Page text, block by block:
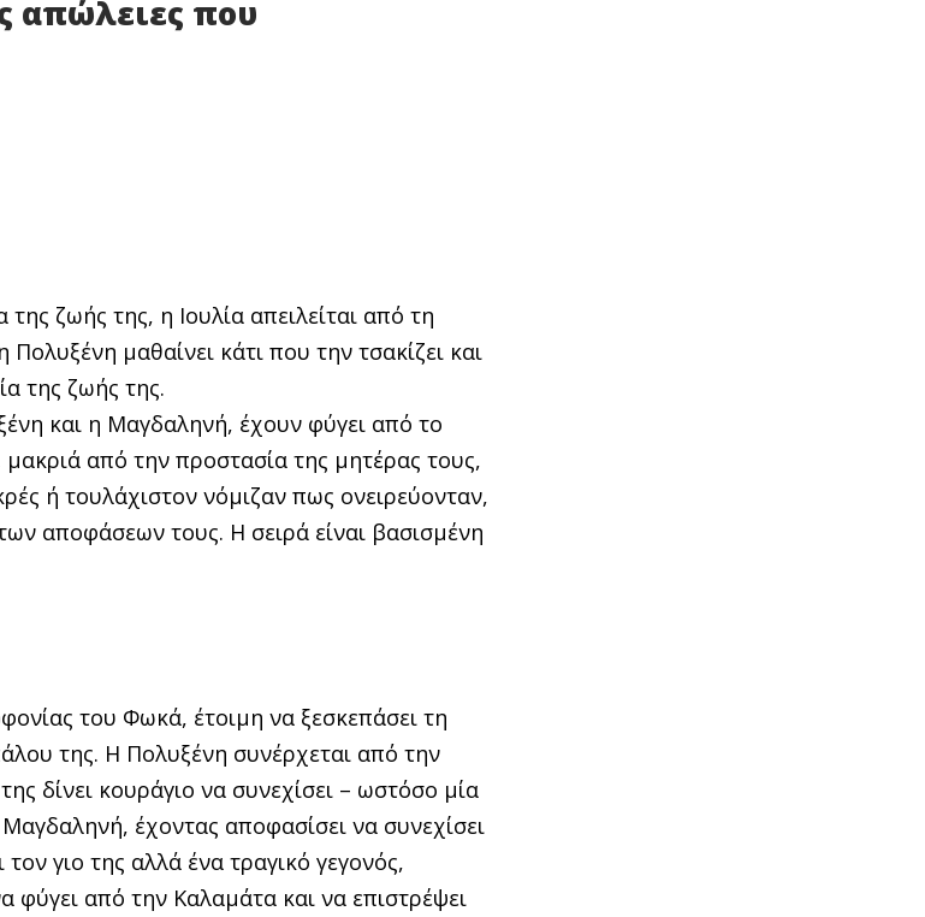
απώλειες που
ζωής της, η Ιουλία απειλείται από τη
μαθαίνει κάτι που την τσακίζει και
της ζωής της.
και η Μαγδαληνή, έχουν φύγει από το
μακριά από την προστασία της μητέρας τους,
ή τουλάχιστον νόμιζαν πως ονειρεύονταν,
αποφάσεων τους. Η σειρά είναι βασισμένη
του Φωκά, έτοιμη να ξεσκεπάσει τη
της. Η Πολυξένη συνέρχεται από την
δίνει κουράγιο να συνεχίσει – ωστόσο μία
έχοντας αποφασίσει να συνεχίσει
γιο της αλλά ένα τραγικό γεγονός,
φύγει από την Καλαμάτα και να επιστρέψει